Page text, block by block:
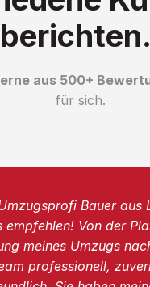
aus 500+
für sich.
Bauer aus
empfehlen! Von der
meines Umzugs
professionell,